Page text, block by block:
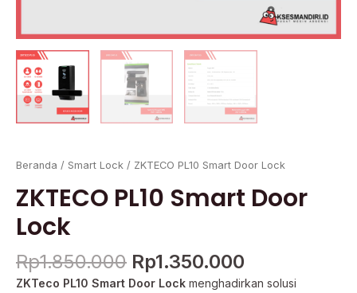
Beranda / Smart Lock / ZKTECO PL10 Smart Door Lock
ZKTECO PL10 Smart Door
Lock
Rp1.850.000 Rp1.350.000
ZKTeco PL10 Smart Door Lock menghadirkan solusi